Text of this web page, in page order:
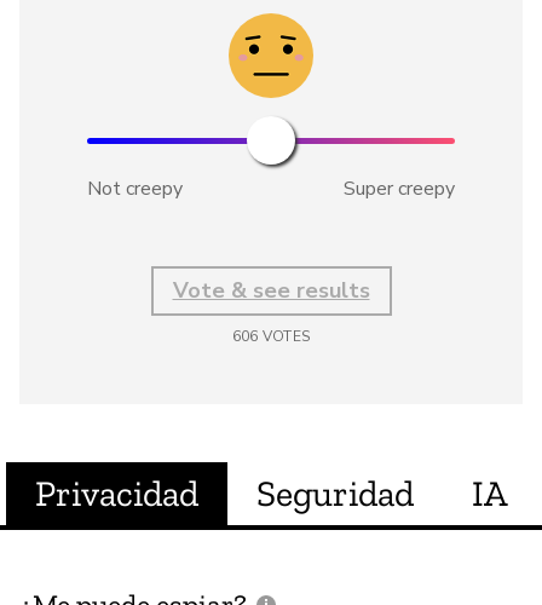
Not creepy Super creepy
Vote & see results
606 VOTES
Privacidad Seguridad IA